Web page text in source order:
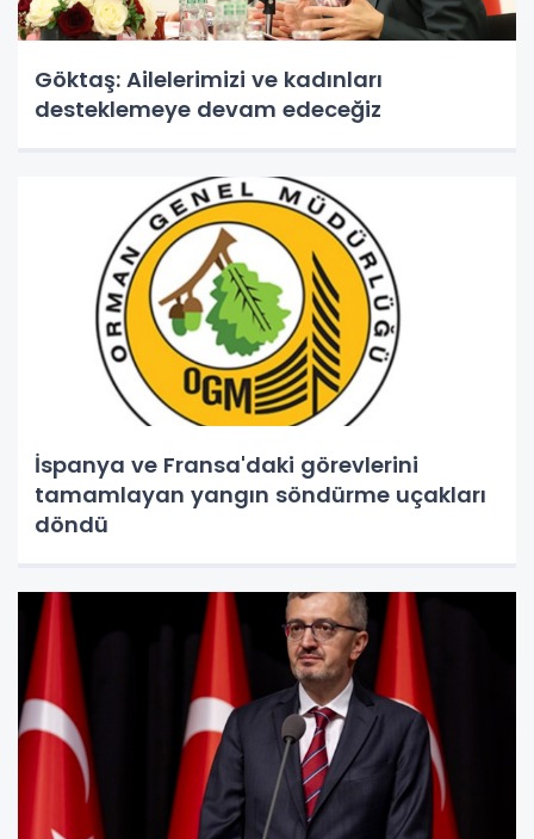
Göktaş: Ailelerimizi ve kadınları
desteklemeye devam edeceğiz
İspanya ve Fransa'daki görevlerini
tamamlayan yangın söndürme uçakları
döndü